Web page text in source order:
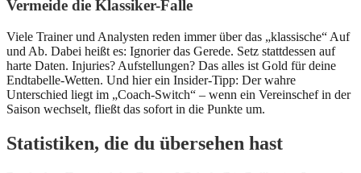
Vermeide die Klassiker-Falle
Viele Trainer und Analysten reden immer über das „klassische“ Auf
und Ab. Dabei heißt es: Ignorier das Gerede. Setz stattdessen auf
harte Daten. Injuries? Aufstellungen? Das alles ist Gold für deine
Endtabelle‑Wetten. Und hier ein Insider‑Tipp: Der wahre
Unterschied liegt im „Coach‑Switch“ – wenn ein Vereinschef in der
Saison wechselt, fließt das sofort in die Punkte um.
Statistiken, die du übersehen hast